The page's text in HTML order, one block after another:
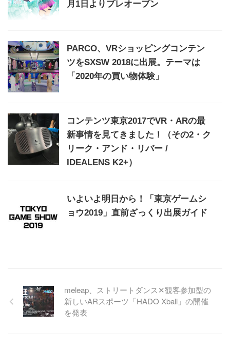
月1日よりプレオープン
PARCO、VRショッピングコンテン
ツをSXSW 2018に出展。テーマは
「2020年の買い物体験」
コンテンツ東京2017でVR・ARの最
新事情を見てきました！（その2・ク
リーク・アンド・リバー /
IDEALENS K2+）
いよいよ明日から！「東京ゲームシ
ョウ2019」直前ざっくり出展ガイド
meleap、ストリートダンス✕観客参加型の
新しいARスポーツ「HADO Xball」の開催
を発表